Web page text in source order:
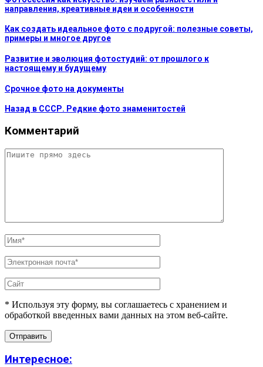
направления, креативные идеи и особенности
Как создать идеальное фото с подругой: полезные советы,
примеры и многое другое
Развитие и эволюция фотостудий: от прошлого к
настоящему и будущему
Срочное фото на документы
Назад в СССР. Редкие фото знаменитостей
Комментарий
* Используя эту форму, вы соглашаетесь с хранением и
обработкой введенных вами данных на этом веб-сайте.
Интересное: